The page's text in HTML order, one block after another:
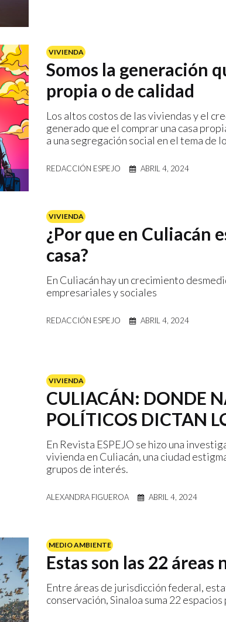
VIVIENDA
Somos la generación
propia o de calidad
Los altos costos de las viviendas y el
generado que el comprar una casa
a una segregación social en el tema de
REDACCIÓN ESPEJO ABRIL 4, 2024
VIVIENDA
¿Por que en Culiacán
casa?
En Culiacán hay un crecimiento
empresariales y sociales
REDACCIÓN ESPEJO ABRIL 4, 2024
VIVIENDA
CULIACÁN: DONDE
POLÍTICOS DICTAN
En Revista ESPEJO se hizo una
vivienda en Culiacán, una ciudad
grupos de interés.
ALEXANDRA FIGUEROA ABRIL 4, 2024
MEDIO AMBIENTE
Estas son las 22
Entre áreas de jurisdicción federal,
conservación, Sinaloa suma 22